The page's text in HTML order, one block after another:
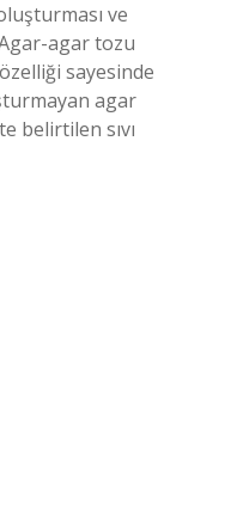
ve
Agar-agar tozu
sayesinde
agar
belirtilen sıvı